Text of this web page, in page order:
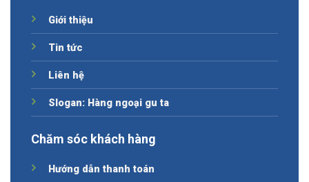
Giới thiệu
Tin tức
Liên hệ
Slogan: Hàng ngoại gu ta
Chăm sóc khách hàng
Hướng dẫn thanh toán